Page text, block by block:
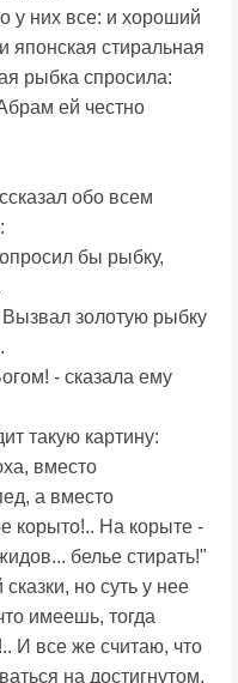
у них все: и хороший
японская стиральная
рыбка спросила:
ей честно
обо всем
бы рыбку,
золотую рыбку
- сказала ему
такую картину:
вместо
а вместо
корыто!.. На корыте -
белье стирать!"
но суть у нее
имеешь, тогда
И все же считаю, что
на достигнутом,